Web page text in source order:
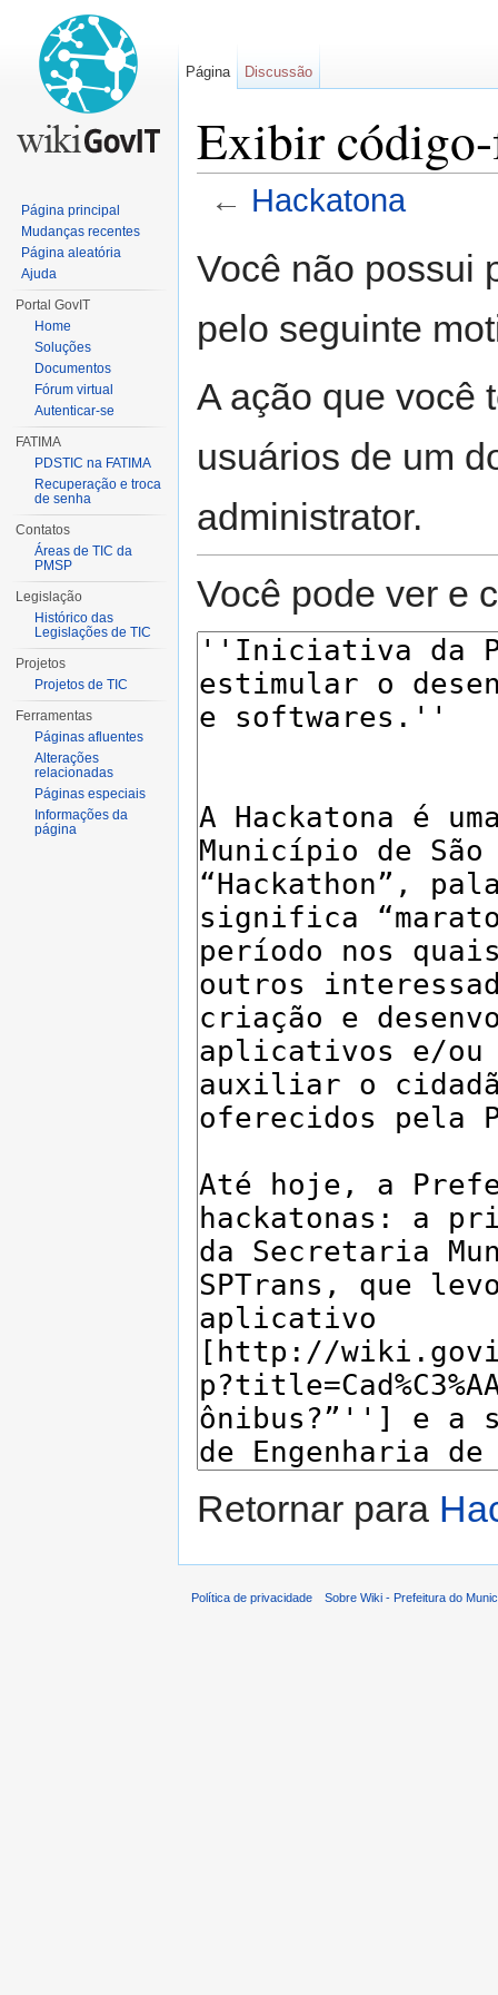
Exibir código-
← Hackatona
Você não possui
pelo seguinte
A ação que você
usuários de um
administrator.
Você pode ver e
Retornar para
Página Discussão
Página principal
Mudanças recentes
Página aleatória
Ajuda
Portal GovIT
Home
Soluções
Documentos
Fórum virtual
Autenticar-se
FATIMA
PDSTIC na FATIMA
Recuperação e troca
de senha
Contatos
Áreas de TIC da
PMSP
Legislação
Histórico das
Legislações de TIC
Projetos
Projetos de TIC
Ferramentas
Páginas afluentes
Alterações
relacionadas
Páginas especiais
Informações da
página
Política de privacidade Sobre Wiki - Prefeitura do